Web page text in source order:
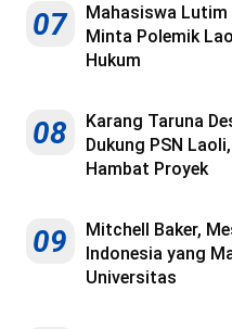
07
Mahasiswa Lutim
Minta Polemik
Hukum
08
Karang Taruna
Dukung PSN
Hambat Proyek
09
Mitchell Baker,
Indonesia yang
Universitas